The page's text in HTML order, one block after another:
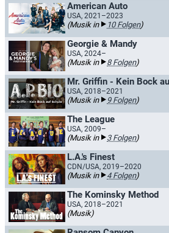
American Auto
USA, 2021–2023
(Musik in 10 Folgen)
Georgie & Mandy
USA, 2024–
(Musik in 8 Folgen)
Mr. Griffin - Kein Bock
USA, 2018–2021
(Musik in 9 Folgen)
The League
USA, 2009–
(Musik in 3 Folgen)
L.A.'s Finest
CDN/USA, 2019–2020
(Musik in 4 Folgen)
The Kominsky Method
USA, 2018–2021
(Musik)